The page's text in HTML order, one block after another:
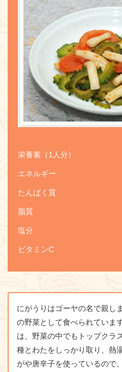
栄養素（1人分）
エネルギー
たんぱく質
脂質
塩分
ビタミンC
にがうりはゴーヤの名で親し
の野菜として食べられていま
は、野菜の中でもトップクラ
種とわたをしっかり取り、熱
がや唐辛子を使っているので